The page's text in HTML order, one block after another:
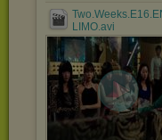
LIMO.avi